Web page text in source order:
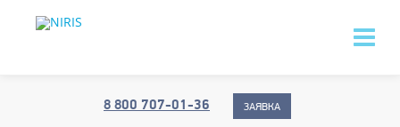
8 800 707-01-36 ЗАЯВКА